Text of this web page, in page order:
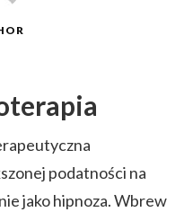
podatności na
jako hipnoza. Wbrew